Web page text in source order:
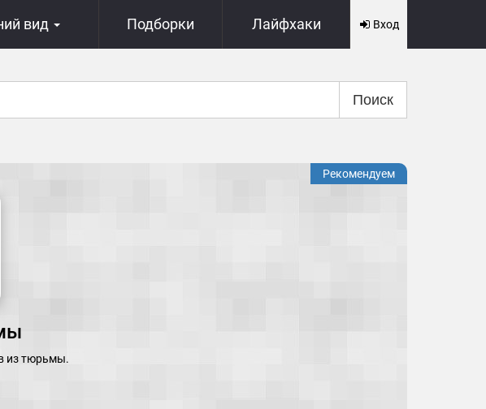
вид Подборки Лайфхаки Вход
Поиск
Рекомендуем
из тюрьмы.